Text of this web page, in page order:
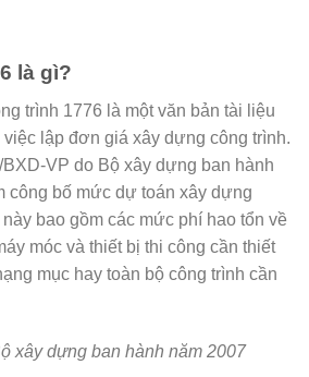
là gì?
trình 1776 là một văn bản tài liệu
việc lập đơn giá xây dựng công trình.
VP do Bộ xây dựng ban hành
công bố mức dự toán xây dựng
bao gồm các mức phí hao tổn về
móc và thiết bị thi công cần thiết
mục hay toàn bộ công trình cần
xây dựng ban hành năm 2007